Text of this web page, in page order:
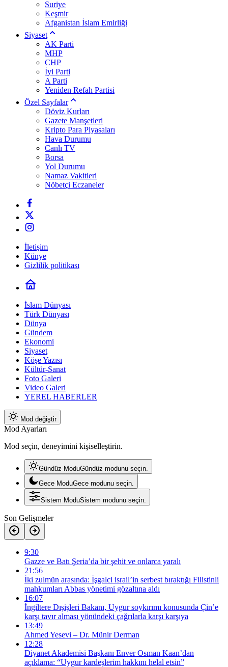
Suriye
Keşmir
Afganistan İslam Emirliği
Siyaset
AK Parti
MHP
CHP
İyi Parti
A Parti
Yeniden Refah Partisi
Özel Sayfalar
Döviz Kurları
Gazete Manşetleri
Kripto Para Piyasaları
Hava Durumu
Canlı TV
Borsa
Yol Durumu
Namaz Vakitleri
Nöbetçi Eczaneler
İletişim
Künye
Gizlilik politikası
İslam Dünyası
Türk Dünyası
Dünya
Gündem
Ekonomi
Siyaset
Köşe Yazısı
Kültür-Sanat
Foto Galeri
Video Galeri
YEREL HABERLER
Mod değiştir
Mod Ayarları
Mod seçin, deneyimini kişiselleştirin.
Gündüz ModuGündüz modunu seçin.
Gece ModuGece modunu seçin.
Sistem ModuSistem modunu seçin.
Son Gelişmeler
9:30
Gazze ve Batı Şeria’da bir şehit ve onlarca yaralı
21:56
İki zulmün arasında: İşgalci israil’in serbest bıraktığı Filistinli
mahkumları Abbas yönetimi gözaltına aldı
16:07
İngiltere Dışişleri Bakanı, Uygur soykırımı konusunda Çin’e
karşı tavır alması yönündeki çağrılarla karşı karşıya
13:49
Ahmed Yesevi – Dr. Münir Derman
12:28
Diyanet Akademisi Başkanı Enver Osman Kaan’dan
açıklama: “Uygur kardeşlerim hakkını helal etsin”